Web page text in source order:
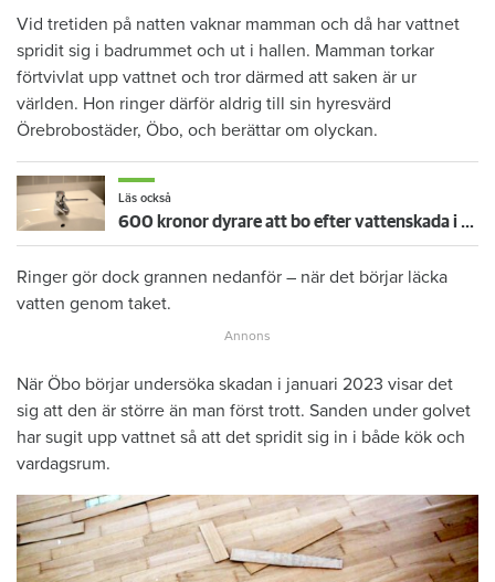
Vid tretiden på natten vaknar mamman och då har vattnet
spridit sig i badrummet och ut i hallen. Mamman torkar
förtvivlat upp vattnet och tror därmed att saken är ur
världen. Hon ringer därför aldrig till sin hyresvärd
Örebrobostäder, Öbo, och berättar om olyckan.
Läs också
600 kronor dyrare att bo efter vattenskada i Varberg
Ringer gör dock grannen nedanför – när det börjar läcka
vatten genom taket.
När Öbo börjar undersöka skadan i januari 2023 visar det
sig att den är större än man först trott. Sanden under golvet
har sugit upp vattnet så att det spridit sig in i både kök och
vardagsrum.